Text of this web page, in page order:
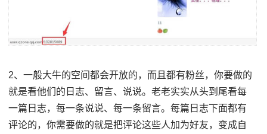
2、一般大牛的空间都会开放的，而且都有粉丝，你要做的
就是看他们的日志、留言、说说。老老实实从头到尾看每
一篇日志，每一条说说、每一条留言。每篇日志下面都有
评论的，你需要做的就是把评论这些人加为好友，变成自